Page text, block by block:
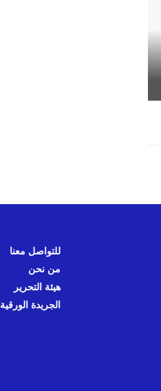
للتواصل معنا
من نحن
هيئة التحرير
الجريدة الورقية